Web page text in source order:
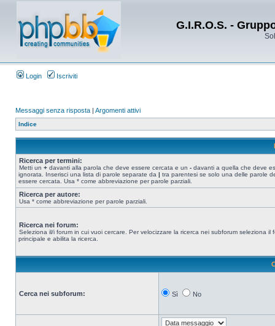
G.I.R.O.S. -
Login Iscriviti
Messaggi senza risposta | Argomenti attivi
Indice
Ricerca per termini:
Metti un + davanti alla parola che deve essere cercata e un - davanti a quella che deve
ignorata. Inserisci una lista di parole separate da | tra parentesi se solo una delle parole
essere cercata. Usa * come abbreviazione per parole parziali.
Ricerca per autore:
Usa * come abbreviazione per parole parziali.
Ricerca nei forum:
Seleziona il/i forum in cui vuoi cercare. Per velocizzare la ricerca nei subforum seleziona il
principale e abilita la ricerca.
Cerca nei subforum: Sì No